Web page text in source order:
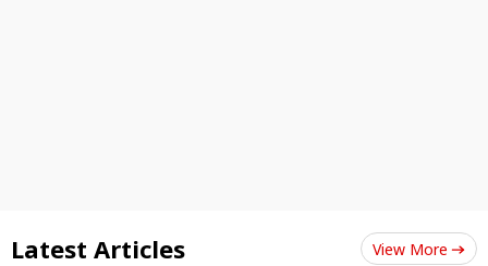
Latest Articles View More